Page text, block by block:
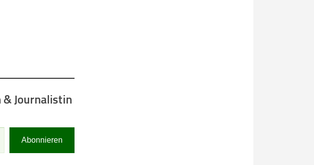
Journalistin
Abonnieren